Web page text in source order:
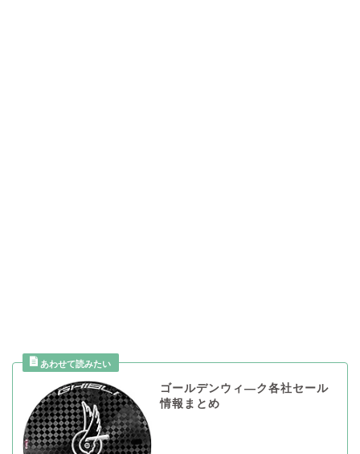
ゴールデンウィ―ク各社セール
情報まとめ